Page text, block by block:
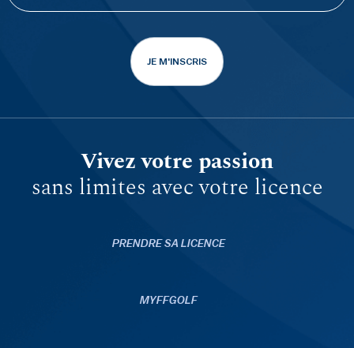
JE M'INSCRIS
Vivez votre passion
sans limites avec votre licence
PRENDRE SA LICENCE
MYFFGOLF